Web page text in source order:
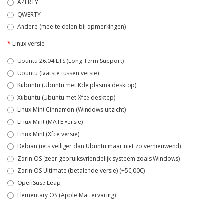
AZERTY
QWERTY
Andere (mee te delen bij opmerkingen)
Linux versie
Ubuntu 26.04 LTS (Long Term Support)
Ubuntu (laatste tussen versie)
Kubuntu (Ubuntu met Kde plasma desktop)
Xubuntu (Ubuntu met Xfce desktop)
Linux Mint Cinnamon (Windows uitzicht)
Linux Mint (MATE versie)
Linux Mint (Xfce versie)
Debian (iets veiliger dan Ubuntu maar niet zo vernieuwend)
Zorin OS (zeer gebruiksvriendelijk systeem zoals Windows)
Zorin OS Ultimate (betalende versie) (+50,00€)
OpenSuse Leap
Elementary OS (Apple Mac ervaring)